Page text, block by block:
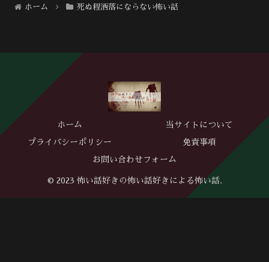
ホーム 死ぬ程洒落にならない怖い話
ホーム 当サイトについて
プライバシーポリシー 免責事項
お問い合わせフォーム
© 2023 怖い話好きの怖い話好きによる怖い話.